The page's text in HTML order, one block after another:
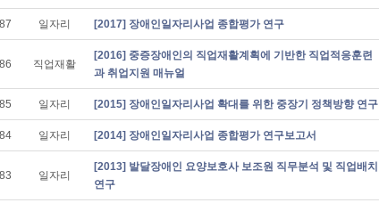
87 일자리 [2017] 장애인일자리사업 종합평가 연구
86 직업재활
[2016] 중증장애인의 직업재활계획에 기반한 직업적응훈련
과 취업지원 매뉴얼
85 일자리 [2015] 장애인일자리사업 확대를 위한 중장기 정책방향 연구
84 일자리 [2014] 장애인일자리사업 종합평가 연구보고서
83 일자리
[2013] 발달장애인 요양보호사 보조원 직무분석 및 직업배치
연구